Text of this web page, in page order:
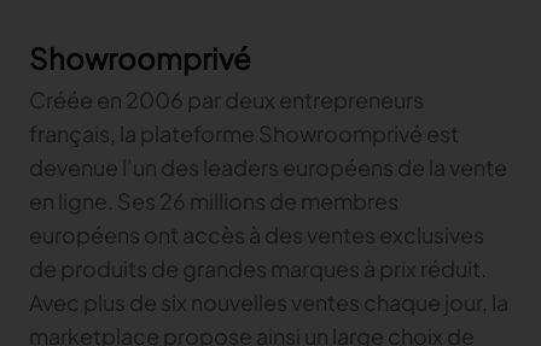
Showroomprivé
Créée en 2006 par deux entrepreneurs
français, la plateforme Showroomprivé est
devenue l’un des leaders européens de la vente
en ligne. Ses 26 millions de membres
européens ont accès à des ventes exclusives
de produits de grandes marques à prix réduit.
Avec plus de six nouvelles ventes chaque jour, la
marketplace propose ainsi un large choix de